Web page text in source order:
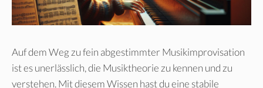
Auf dem Weg zu fein abgestimmter Musikimprovisation
ist es unerlässlich, die Musiktheorie zu kennen und zu
verstehen. Mit diesem Wissen hast du eine stabile